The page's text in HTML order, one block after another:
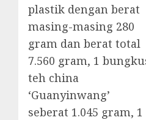
plastik dengan berat
masing-masing 280
gram dan berat total
7.560 gram, 1
teh china
‘Guanyinwang’
seberat 1.045 gram, 1